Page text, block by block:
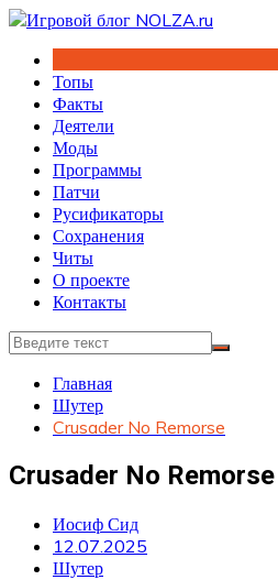
Перейти
содержимому
Топы
Факты
Деятели
Моды
Программы
Патчи
Русификаторы
Сохранения
Читы
О проекте
Контакты
Главная
Шутер
Crusader No Remorse
Crusader No Remorse
Иосиф Сид
12.07.2025
Шутер